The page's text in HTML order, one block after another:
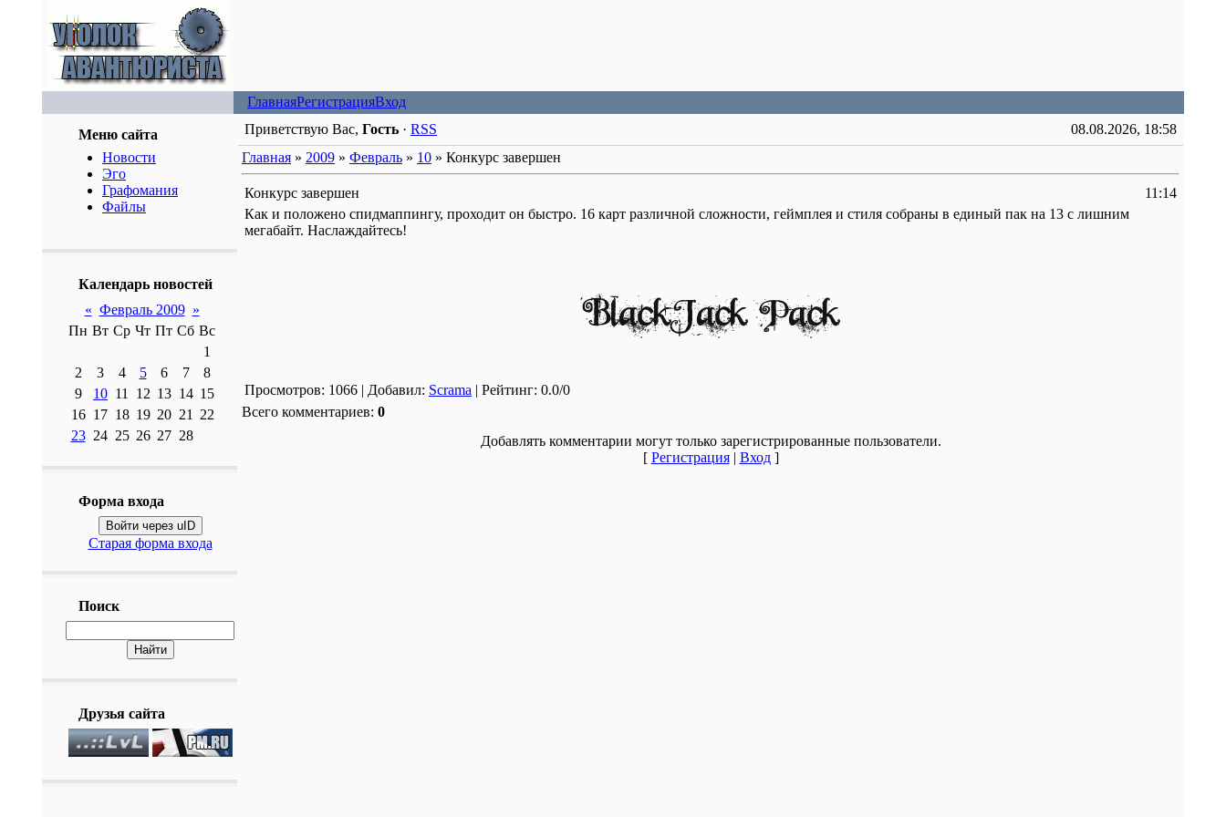
ГлавнаяРегистрацияВход
Меню сайта
Новости
Эго
Графомания
Файлы
Календарь новостей
« Февраль 2009 »
Пн Вт Ср Чт Пт Сб Вс
1
2
3 4 5 6 7
8
9
10 11 12 13 14 15
16 17 18 19 20 21
22
23 24 25 26 27 28
Форма входа
Войти через uID
Старая форма входа
Поиск
Друзья сайта
Приветствую Вас, Гость · RSS
08.08.2026, 18:58
Главная » 2009 » Февраль » 10 » Конкурс завершен
Конкурс завершен
11:14
Как и положено спидмаппингу, проходит он быстро. 16 карт различной сложности, геймплея и стиля собраны в единый пак на 13 с лишним
мегабайт. Наслаждайтесь!
Просмотров: 1066 | Добавил: Scrama | Рейтинг: 0.0/0
Всего комментариев: 0
Добавлять комментарии могут только зарегистрированные пользователи.
[ Регистрация| Вход]